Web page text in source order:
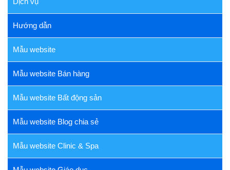
Hướng dẫn
Mẫu website
Mẫu website Bán hàng
Mẫu website Bất động sản
Mẫu website Blog chia sẻ
Mẫu website Clinic & Spa